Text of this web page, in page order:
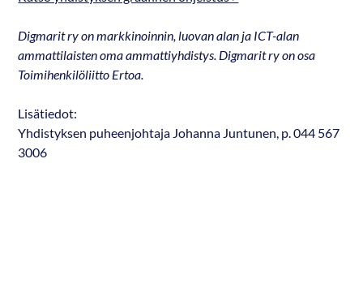
Digmarit ry on markkinoinnin, luovan alan ja ICT-alan
ammattilaisten oma ammattiyhdistys. Digmarit ry on osa
Toimihenkilöliitto Ertoa.
Lisätiedot:
Yhdistyksen puheenjohtaja Johanna Juntunen, p. 044 567
3006